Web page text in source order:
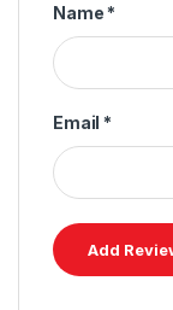
Name *
Email *